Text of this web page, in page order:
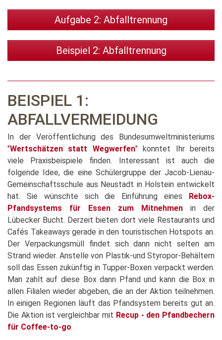
Aufgabe 2: Abfalltrennung
Beispiel 2: Abfalltrennung
BEISPIEL 1:
ABFALLVERMEIDUNG
In der Veröffentlichung des Bundesumweltministeriums
"Wertschätzen statt Wegwerfen" konntet Ihr bereits
viele Praxisbeispiele finden. Interessant ist auch die
folgende Idee, die eine Schülergruppe der Jacob-Lienau-
Gemeinschaftsschule aus Neustadt in Holstein entwickelt
hat. Sie wünschte sich die Einführung eines Rebox-
Pfandsystems für Essen zum Mitnehmen in der
Lübecker Bucht. Derzeit bieten dort viele Restaurants und
Cafés Takeaways gerade in den touristischen Hotspots an.
Der Verpackungsmüll findet sich dann nicht selten am
Strand wieder. Anstelle von Plastik-und Styropor-Behältern
soll das Essen zukünftig in Tupper-Boxen verpackt werden.
Man zahlt auf diese Box dann Pfand und kann die Box in
allen Filialen wieder abgeben, die an der Aktion teilnehmen.
In einigen Regionen läuft das Pfandsystem bereits gut an.
Die Aktion ist vergleichbar mit Recup - den Pfandbechern
für Coffee-to-go.